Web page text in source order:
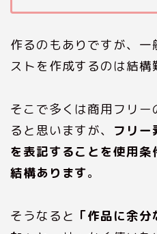
作るのもありですが、
ストを作成するのは結構
そこで多くは商用フリ
ると思いますが、 フリー
を表記することを使用
結構あります。
そうなると 「作品に余